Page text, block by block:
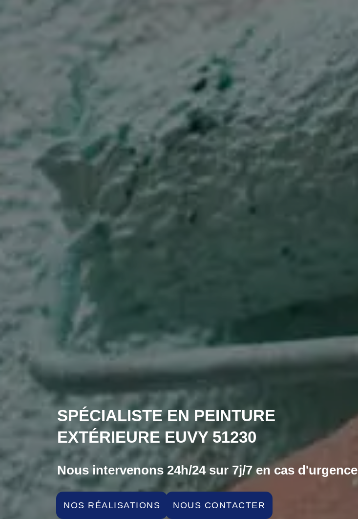
SPÉCIALISTE EN PEINTURE
EXTÉRIEURE EUVY 51230
Nous intervenons 24h/24 sur 7j/7 en cas d'urgence
NOS RÉALISATIONS NOUS CONTACTER